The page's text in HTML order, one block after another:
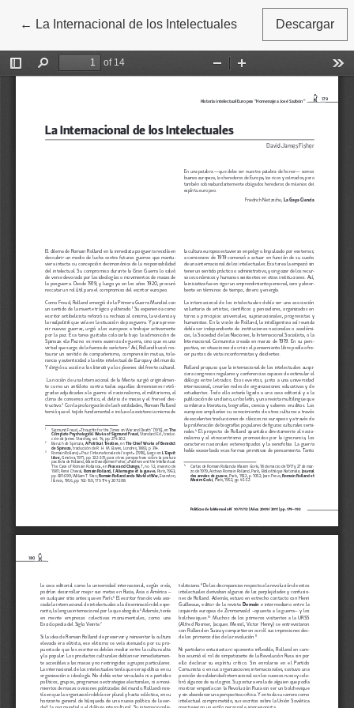
← Volver a los detalles del artículo
La Internacional de los Intelectuales Descargar